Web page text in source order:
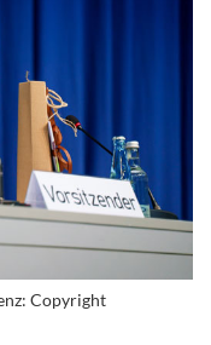
Copyright